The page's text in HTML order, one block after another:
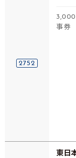
2752
3,000
事券
東日